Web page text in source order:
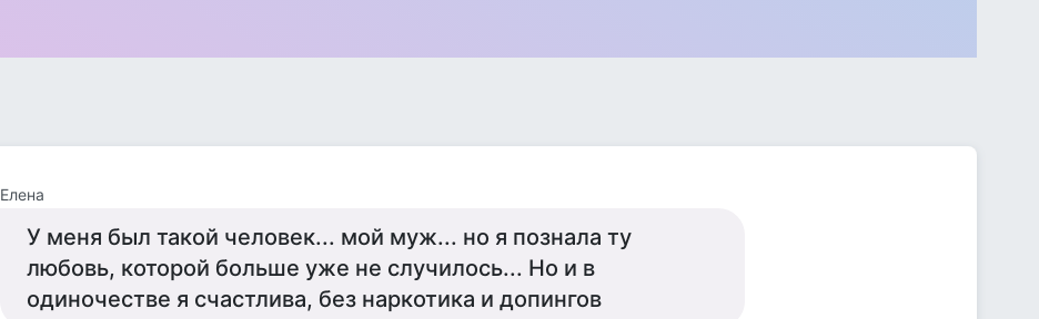
Елена
У меня был такой человек... мой муж... но я познала ту
любовь, которой больше уже не случилось... Но и в
одиночестве я счастлива, без наркотика и допингов